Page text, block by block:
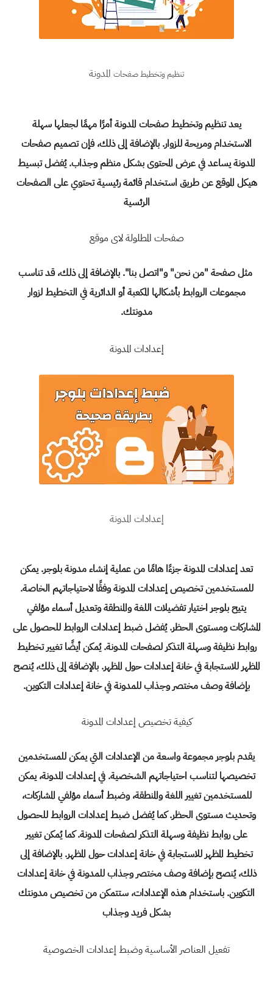
تنظيم وتخطيط صفحات المدونة
يعد تنظيم وتخطيط صفحات المدونة أمرًا مهمًا لجعلها سهلة
الاستخدام ومريحة للزوار. بالإضافة إلى ذلك، فإن تصميم صفحات
المدونة يساعد في عرض المحتوى بشكل منظم وجذاب. يُفضل تبسيط
هيكل الموقع عن طريق استخدام قائمة رئيسية تحتوي على الصفحات
الرئسية
صفحات المطلولة لاى موقع
مثل صفحة "من نحن" و"اتصل بنا". بالإضافة إلى ذلك، قد تناسب
مجموعات الروابط بأشكالها المكعبة أو الدائرية في التخطيط لزوار
مدونتك.
إعدادات المدونة
إعدادات المدونة
تعد إعدادات المدونة جزءًا هامًا من عمليةإنشاء مدونة بلوجر. يمكن
للمستخدمين تخصيص إعدادات المدونة وفقًا لاحتياجاتهم الخاصة.
يتيح بلوجراختيار تفضيلات اللغة والمنطقة وتعديل أسماء مؤلفي
المشاركات ومستوى الحظر. يُفضل ضبط إعدادات الروابط للحصول على
روابط نظيفة وسهلة التذكر لصفحات المدونة. يُمكن أيضًا تغيير تخطيط
المظهر للاستجابة في خانة إعدادات حول المظهر. بالإضافة إلى ذلك، يُنصح
بإضافة وصف مختصر وجذاب للمدونة في خانة إعدادات التكوين.
كيفية تخصيص إعدادات المدونة
يقدم بلوجرمجموعة واسعة من الإعدادات التي يمكن للمستخدمين
تخصيصها لتناسب احتياجاتهم الشخصية. في إعدادات المدونة، يمكن
للمستخدمين تغيير اللغة والمنطقة، وضبط أسماء مؤلفي المشاركات،
وتحديث مستوى الحظر. كما يُفضل ضبط إعدادات الروابط للحصول
على روابط نظيفة وسهلة التذكر لصفحات المدونة. كما يُمكن تغيير
تخطيط المظهر للاستجابة في خانة إعدادات حول المظهر. بالإضافة إلى
ذلك، يُنصح بإضافة وصف مختصر وجذاب للمدونة في خانة إعدادات
التكوين. باستخدام هذه الإعدادات، ستتمكن من تخصيص مدونتك
بشكل فريد وجذاب
تفعيل العناصر الأساسية وضبط إعدادات الخصوصية